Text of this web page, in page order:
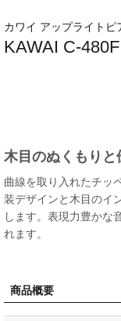
カワイ アップライトピ
KAWAI C-480F
木目のぬくもりと
曲線を取り入れたチッ
装デザインと木目のイ
します。表現力豊かな
れます。
商品概要